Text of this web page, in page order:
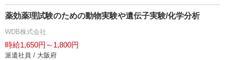
薬効薬理試験のための動物実験や遺伝子実験/化学分析
WDB株式会社
時給1,650円～1,800円
派遣社員 / 大阪府